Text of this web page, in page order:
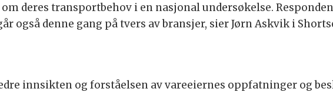
deres transportbehov i en nasjonal undersøkelse.
også denne gang på tvers av bransjer, sier Jørn Askvik i
innsikten og forståelsen av vareeiernes oppfatninger og